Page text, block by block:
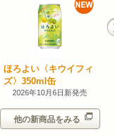
ほろよい〈キウイフィ
ズ〉350ml缶
2026年10月6日新発売
他の新商品をみる